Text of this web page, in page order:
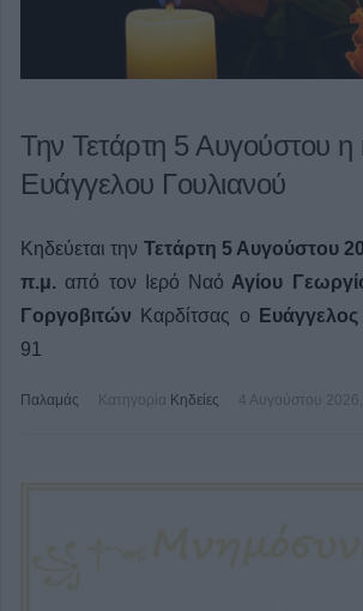
Την Τετάρτη 5 Αυγούστου η
Ευάγγελου Γουλιανού
Κηδεύεται την Τετάρτη 5 Αυγούστου
π.μ. από τον Ιερό Ναό Αγίου
Γοργοβιτών Καρδίτσας ο
91
Παλαμάς Κατηγορία Κηδείες 4 Αυγούστου